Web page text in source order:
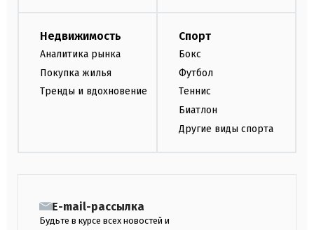
Недвижимость
Аналитика рынка
Покупка жилья
Тренды и вдохновение
Спорт
Бокс
Футбол
Теннис
Биатлон
Другие виды спорта
E-mail-рассылка
Будьте в курсе всех новостей и